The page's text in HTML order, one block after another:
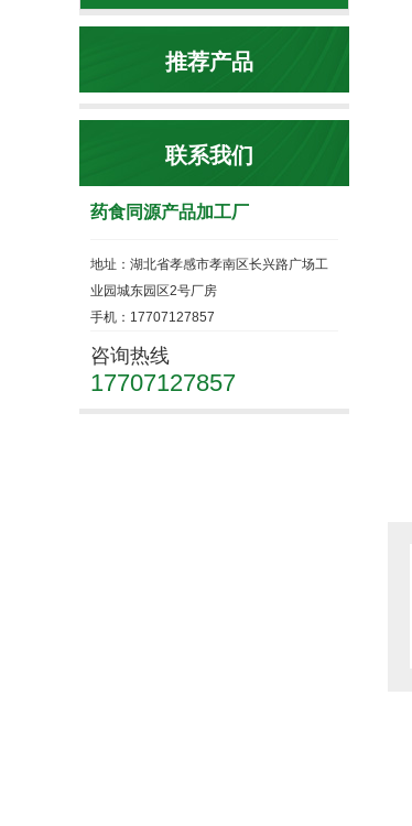
推荐产品
联系我们
药食同源产品加工厂
地址：湖北省孝感市孝南区长兴路广场工
业园城东园区2号厂房
手机：17707127857
咨询热线
17707127857